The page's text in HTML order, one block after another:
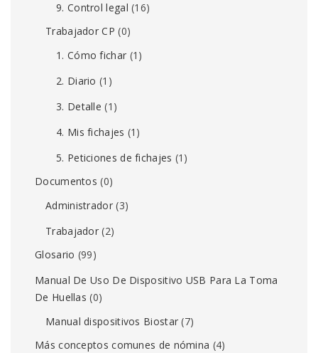
9. Control legal (16)
Trabajador CP (0)
1. Cómo fichar (1)
2. Diario (1)
3. Detalle (1)
4. Mis fichajes (1)
5. Peticiones de fichajes (1)
Documentos (0)
Administrador(3)
Trabajador (2)
Glosario (99)
Manual De Uso De Dispositivo USB Para La Toma
De Huellas (0)
Manual dispositivos Biostar (7)
Más conceptos comunes de nómina (4)